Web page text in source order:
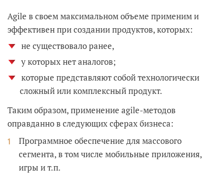
Agile в своем максимальном объеме применим и
эффективен при создании продуктов, которых:
не существовало ранее,
у которых нет аналогов;
которые представляют собой технологически
сложный или комплексный продукт.
Таким образом, применение agile-методов
оправданно в следующих сферах бизнеса:
Программное обеспечение для массового
сегмента, в том числе мобильные приложения,
игры и т.п.